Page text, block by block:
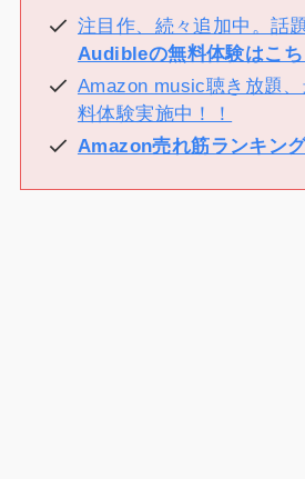
注目作、続々追加中。話
Audibleの無料体験はこち
Amazon music聴き放題
料体験実施中！！
Amazon売れ筋ランキン